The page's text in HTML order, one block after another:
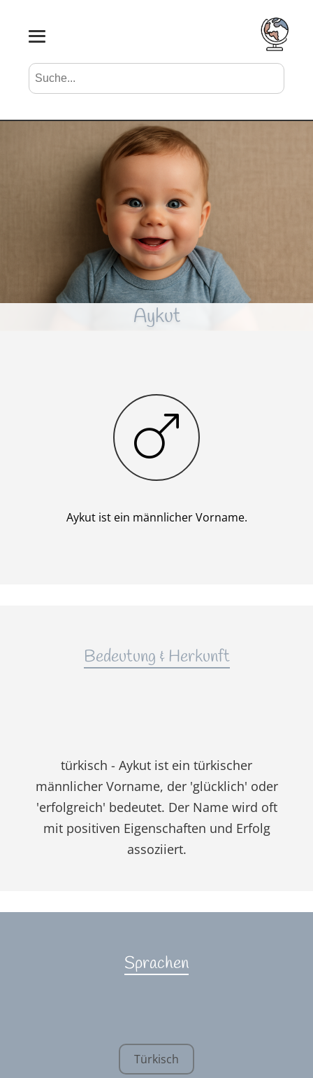
Suche nach Vornamen Search
Aykut
Junge
Aykut ist ein männlicher Vorname.
Bedeutung & Herkunft
türkisch - Aykut ist ein türkischer
männlicher Vorname, der 'glücklich' oder
'erfolgreich' bedeutet. Der Name wird oft
mit positiven Eigenschaften und Erfolg
assoziiert.
Sprachen
Türkisch